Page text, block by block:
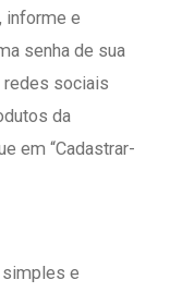
informe e
senha de sua
sociais
da
em “Cadastrar-
simples e